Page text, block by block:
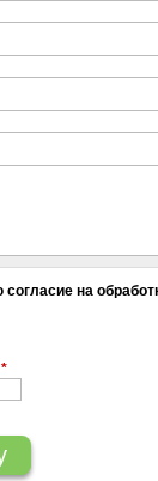
на
*